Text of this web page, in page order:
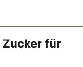
für